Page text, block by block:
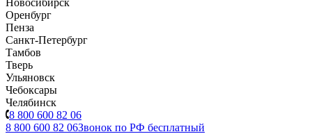
Новосибирск
Оренбург
Пенза
Санкт-Петербург
Тамбов
Тверь
Ульяновск
Чебоксары
Челябинск
8 800 600 82 06
8 800 600 82 06Звонок по РФ бесплатный